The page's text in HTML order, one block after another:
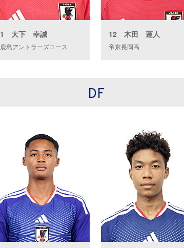
1 大下 幸誠
鹿島アントラーズユース
12 木田 蓮人
帝京長岡高
DF